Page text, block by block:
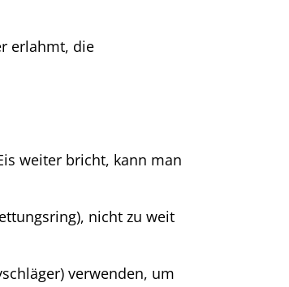
erlahmt, die
weiter bricht, kann man
nicht zu weit
verwenden, um